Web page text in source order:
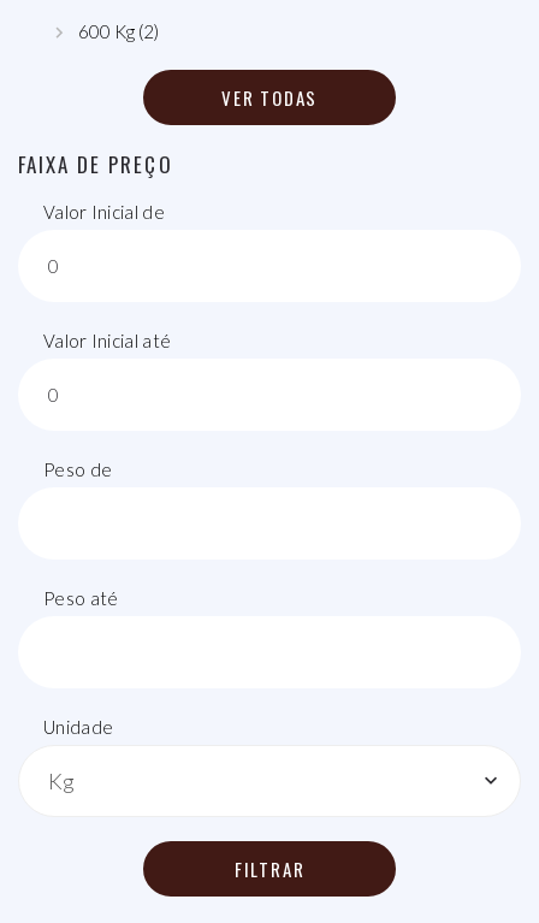
600 Kg (2)
VER TODAS
FAIXA DE PREÇO
Valor Inicial de
Valor Inicial até
Peso de
Peso até
Unidade
Kg
FILTRAR